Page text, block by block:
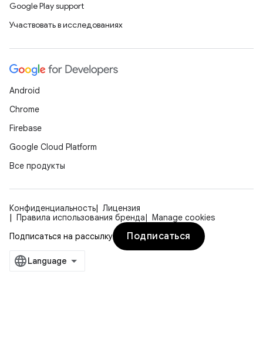
Google Play support
Участвовать в исследованиях
Android
Chrome
Firebase
Google Cloud Platform
Все продукты
Конфиденциальность
Лицензия
Правила использования бренда
Manage cookies
Подписаться на рассылку
Подписаться